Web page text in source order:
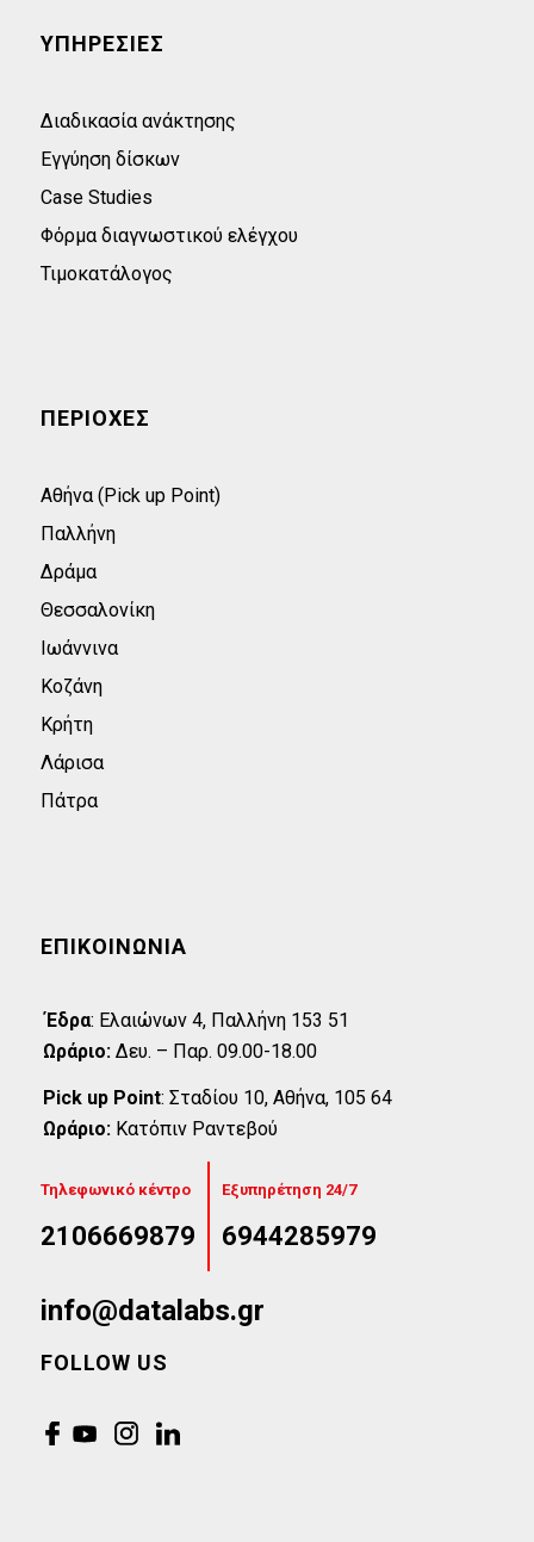
ΥΠΗΡΕΣΙΕΣ
Διαδικασία ανάκτησης
Εγγύηση δίσκων
Case Studies
Φόρμα διαγνωστικού ελέγχου
Τιμοκατάλογος
ΠΕΡΙΟΧΕΣ
Αθήνα (Pick up Point)
Παλλήνη
Δράμα
Θεσσαλονίκη
Ιωάννινα
Κοζάνη
Κρήτη
Λάρισα
Πάτρα
ΕΠΙΚΟΙΝΩΝΊΑ
Έδρα: Eλαιώνων 4, Παλλήνη 153 51
Ωράριο: Δευ. – Παρ. 09.00-18.00
Pick up Point: Σταδίου 10, Αθήνα, 105 64
Ωράριο: Κατόπιν Ραντεβού
Τηλεφωνικό κέντρο
2106669879
Εξυπηρέτηση 24/7
6944285979
info@datalabs.gr
FOLLOW US